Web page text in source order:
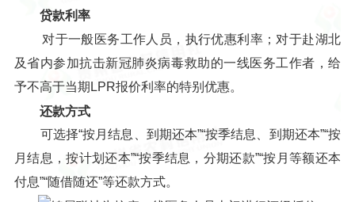
贷款利率
对于一般医务工作人员，执行优惠利率；对于赴湖北
及省内参加抗击新冠肺炎病毒救助的一线医务工作者，给
予不高于当期LPR报价利率的特别优惠。
还款方式
可选择“按月结息、到期还本”“按季结息、到期还本”“按
月结息，按计划还本”“按季结息，分期还款”“按月等额还本
付息”“随借随还”等还款方式。